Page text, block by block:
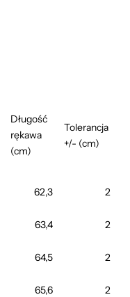
Długość
rękawa
(cm)
Tolerancja
+/- (cm)
62,3 2
63,4 2
64,5 2
65,6 2